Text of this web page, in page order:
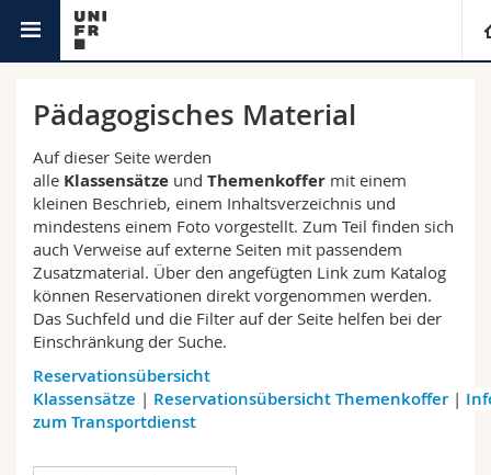
Studium
Campus
Forschung
Universität
Weiterbildung
Fakultäten
Theologische Fak.
Rechtswissenschaftliche Fak.
Wirtschafts- und Sozialwissenschaftliche Fak.
Philosophische Fak.
Informationen für
Studieninteressierte
Studierende
Medien
Ressourcen
Personenverzeichnis
Ortsplan
Pädagogisches Material
Auf dieser Seite werden
alle Klassensätze und Themenkoffer mit einem
kleinen Beschrieb, einem Inhaltsverzeichnis und
mindestens einem Foto vorgestellt. Zum Teil finden sich
auch Verweise auf externe Seiten mit passendem
Zusatzmaterial. Über den angefügten Link zum Katalog
können Reservationen direkt vorgenommen werden.
Das Suchfeld und die Filter auf der Seite helfen bei der
Einschränkung der Suche.
Reservationsübersicht
Klassensätze | Reservationsübersicht Themenkoffer|
zum Transportdienst